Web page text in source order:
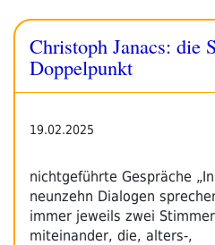
Christoph Janacs: die
Doppelpunkt
19.02.2025
nichtgeführte Gespräche
neunzehn Dialogen
immer jeweils zwei
miteinander, die, alters-,